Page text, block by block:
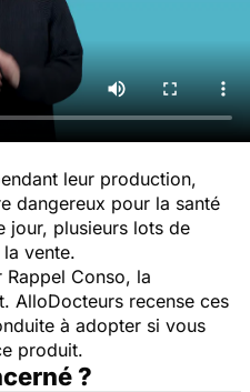
leur production,
dangereux pour la santé
jour, plusieurs lots de
vente.
Rappel Conso, la
AlloDocteurs recense ces
à adopter si vous
produit.
?